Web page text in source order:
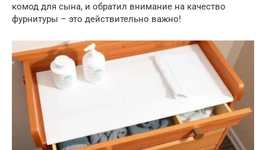
комод для сына, и обратил внимание на качество
фурнитуры – это действительно важно!